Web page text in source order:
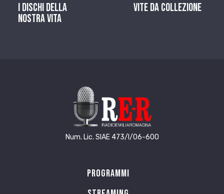
I dischi della
nostra vita
Vite da Collezione
Num. Lic. SIAE 473/I/06-600
Programmi